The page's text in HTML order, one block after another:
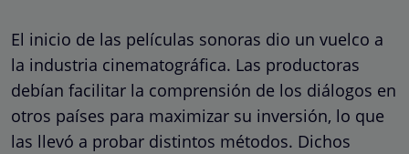
El inicio de las películas sonoras dio un vuelco a
la industria cinematográfica. Las productoras
debían facilitar la comprensión de los diálogos en
otros países para maximizar su inversión, lo que
las llevó a probar distintos métodos. Dichos